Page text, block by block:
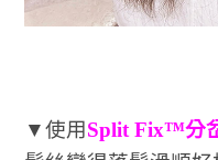
▼使用Split Fix™分